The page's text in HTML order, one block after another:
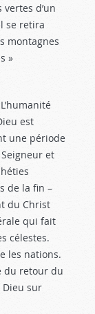
d’un
se retira
montagnes
»
est
une période
et
de la fin –
du Christ
qui fait
célestes.
les nations.
du retour du
Dieu sur